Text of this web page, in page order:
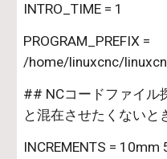
INTRO_TIME = 1
PROGRAM_PREFIX =
/home/linuxcnc/
## NCコードファイル
と混在させたくないと
INCREMENTS =